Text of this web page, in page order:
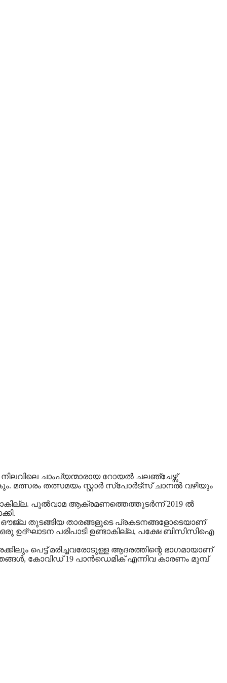
ചാംപ്യന്മാരായ റോയല്‍ ചലഞ്ചേഴ്സ്
മത്സരം തത്സമയം സ്റ്റാർ സ്പോർട്സ് ചാനൽ വഴിയും
പുല്‍വാമ ആക്രമണത്തെത്തുടര്‍ന്ന് 2019 ല്‍
തുടങ്ങിയ താരങ്ങളുടെ പ്രകടനങ്ങളോടെയാണ്
ഉദ്ഘാടന പരിപാടി ഉണ്ടാകില്ല, പക്ഷേ ബിസിസിഐ
പെട്ട് മരിച്ചവരോടുള്ള ആദരത്തിന്റെ ഭാഗമായാണ്
കോവിഡ് 19 പാന്‍ഡെമിക് എന്നിവ കാരണം മുമ്പ്